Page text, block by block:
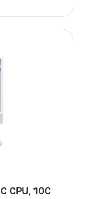
CPU, 10C